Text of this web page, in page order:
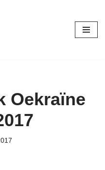
Oekraïne